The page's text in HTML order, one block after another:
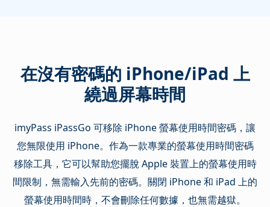
在沒有密碼的 iPhone/iPad 上
繞過屏幕時間
imyPass iPassGo 可移除 iPhone 螢幕使用時間密碼，讓
您無限使用 iPhone。作為一款專業的螢幕使用時間密碼
移除工具，它可以幫助您擺脫 Apple 裝置上的螢幕使用時
間限制，無需輸入先前的密碼。關閉 iPhone 和 iPad 上的
螢幕使用時間時，不會刪除任何數據，也無需越獄。